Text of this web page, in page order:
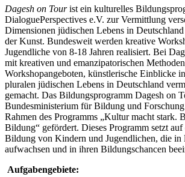
Dagesh on Tourist ein kulturelles
DialoguePerspectives e.V. zur Vermittlung
Dimensionen jüdischen Lebens in
der Kunst. Bundesweit werden kreative
Jugendliche von 8-18 Jahren realisiert. Bei
mit kreativen und emanzipatorischen
Workshopangeboten, künstlerische Einblicke
pluralen jüdischen Lebens in Deutschland
gemacht. Das Bildungsprogramm Dagesh on
Bundesministerium für Bildung und
Rahmen des Programms „Kultur macht stark.
Bildung“ gefördert. Dieses Programm setzt
Bildung von Kindern und Jugendlichen, die in
aufwachsen und in ihren Bildungschancen
Aufgabengebiete: